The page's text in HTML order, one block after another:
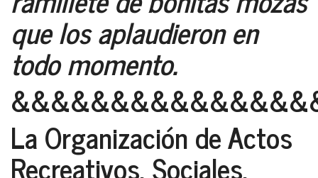
que los aplaudieron en
todo momento.
La Organización de Actos
Recreativos, Sociales,